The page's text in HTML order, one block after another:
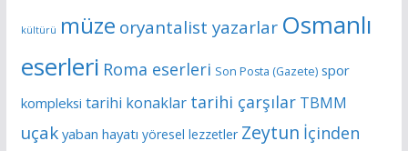
kültürü müze oryantalist yazarlar Osmanlı
eserleri Roma eserleri Son Posta (Gazete) spor
kompleksi tarihi konaklar tarihi çarşılar TBMM
uçak yaban hayatı yöresel lezzetler Zeytun İçinden